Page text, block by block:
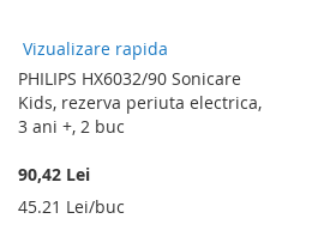
Vizualizare rapida
PHILIPS HX6032/90 Sonicare
Kids, rezerva periuta electrica,
3 ani +, 2 buc
90,42 Lei
45.21 Lei/buc